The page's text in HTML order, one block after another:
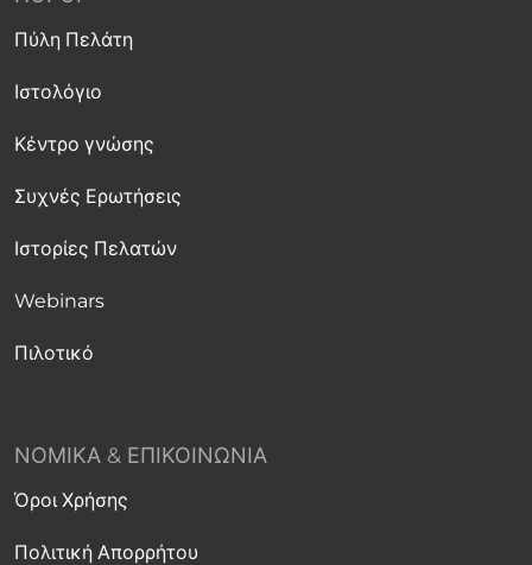
Πύλη Πελάτη
Ιστολόγιο
Κέντρο γνώσης
Συχνές Ερωτήσεις
Ιστορίες Πελατών
Webinars
Πιλοτικό
ΝΟΜΙΚΆ & ΕΠΙΚΟΙΝΩΝΊΑ
Όροι Χρήσης
Πολιτική Απορρήτου